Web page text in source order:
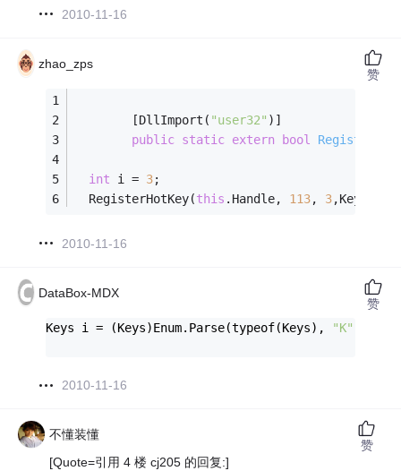
2010-11-16
zhao_zps
        [DllImport(
"user32" )]
public static extern bool
int i = 3;
  RegisterHotKey(
this .Handle, 113, 3,Key);
2010-11-16
赞
DataBox-MDX
Keys i = (Keys)Enum.Parse(typeof(Keys), "K"
2010-11-16
赞
不懂装懂
[Quote=引用 4 楼 cj205 的回复:]
赞